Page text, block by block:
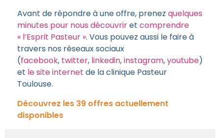
Avant de répondre à une offre, prenez quelques
minutes pour nous découvriret comprendre
« l’Esprit Pasteur ». Vous pouvez aussi le faire à
travers nos réseaux sociaux
(facebook, twitter, linkedin,instagram,youtube)
et le site internet de la clinique Pasteur
Toulouse.
Découvrez les 39 offres actuellement
disponibles